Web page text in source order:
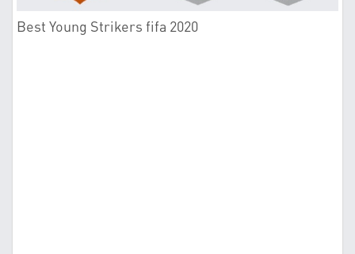
Best Young Strikers fifa 2020